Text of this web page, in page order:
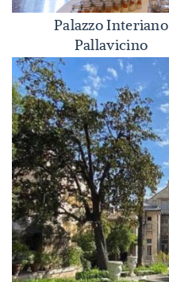
Palazzo Interiano
Pallavicino
Palazzo Interiano Pallavicino